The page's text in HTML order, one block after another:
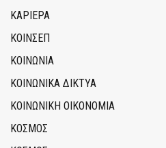
ΚΑΡΙΕΡΑ
ΚΟΙΝΣΕΠ
ΚΟΙΝΩΝΙΑ
ΚΟΙΝΩΝΙΚΆ ΔΊΚΤΥΑ
ΚΟΙΝΩΝΙΚΉ ΟΙΚΟΝΟΜΊΑ
ΚΟΣΜΟΣ